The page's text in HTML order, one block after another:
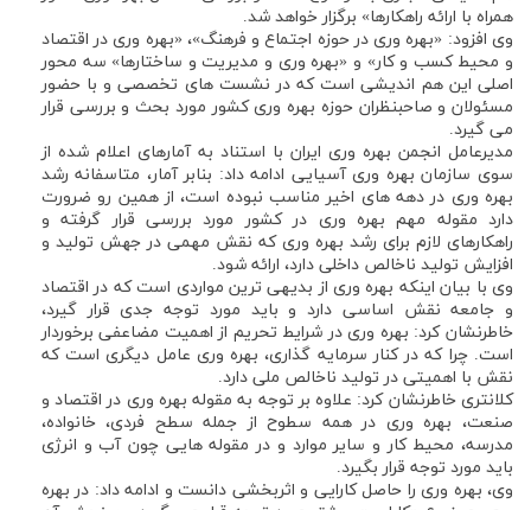
همراه با ارائه راهکارها» برگزار خواهد شد.
وی افزود: «بهره وری در حوزه اجتماع و فرهنگ»، «بهره وری در اقتصاد
و محیط کسب و کار» و «بهره وری و مدیریت و ساختارها» سه محور
اصلی این هم اندیشی است که در نشست های تخصصی و با حضور
مسئولان و صاحبنظران حوزه بهره وری کشور مورد بحث و بررسی قرار
می گیرد.
مدیرعامل انجمن بهره وری ایران با استناد به آمارهای اعلام شده از
سوی سازمان بهره وری آسیایی ادامه داد: بنابر آمار، متاسفانه رشد
بهره وری در دهه های اخیر مناسب نبوده است، از همین رو ضرورت
دارد مقوله مهم بهره وری در کشور مورد بررسی قرار گرفته و
راهکارهای لازم برای رشد بهره وری که نقش مهمی در جهش تولید و
افزایش تولید ناخالص داخلی دارد، ارائه شود.
وی با بیان اینکه بهره وری از بدیهی ترین مواردی است که در اقتصاد
و جامعه نقش اساسی دارد و باید مورد توجه جدی قرار گیرد،
خاطرنشان کرد: بهره وری در شرایط تحریم از اهمیت مضاعفی برخوردار
است. چرا که در کنار سرمایه گذاری، بهره وری عامل دیگری است که
نقش با اهمیتی در تولید ناخالص ملی دارد.
کلانتری خاطرنشان کرد: علاوه بر توجه به مقوله بهره وری در اقتصاد و
صنعت، بهره وری در همه سطوح از جمله سطح فردی، خانواده،
مدرسه، محیط کار و سایر موارد و در مقوله هایی چون آب و انرژی
باید مورد توجه قرار بگیرد.
وی، بهره وری را حاصل کارایی و اثربخشی دانست و ادامه داد: در بهره